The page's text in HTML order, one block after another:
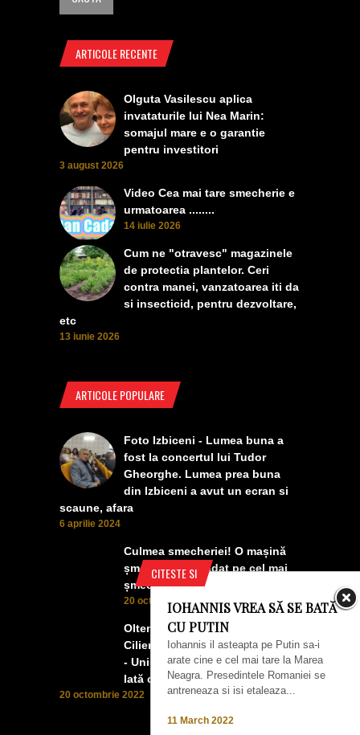
CITESTE SI
IOHANNIS VREA SĂ SE BATĂ
CU PUTIN
Iohannis il asteapta pe Putin sa-i
arate cine e cel mai tare la Marea
Neagra. Presedintele Romaniei se
antreneaza si isi etaleaza...
11 March 2022
ARTICOLE RECENTE
Olguta Vasilescu aplica
invataturile lui Nea Marin:
somajul mare e o garantie
pentru investitori
3 august 2026
Video Cea mai tare smecherie e
urmatoarea ........
14 iulie 2026
Cum ne "otravesc" magazinele
de protectia plantelor. Ceri
contra manei, vanzatoarea iti da
si insecticid, pentru dezvoltare,
etc
13 iunie 2026
ARTICOLE POPULARE
Foto Izbiceni - Lumea buna a
fost la concertul lui Tudor
Gheorghe. Lumea prea buna
din Izbiceni a avut un ecran si
scaune, afara
6 aprilie 2024
Culmea smecheriei! O mașină
șmecheră l-a trădat pe cel mai
șmecher oltean
20 octombrie 2022
Oltenii, Dăbulenii, Izbicenii,
Cilienii s-au înfrățit cu Puchenii
- Unii cu munca, alții cu profitul.
Iată ce a ieșit!
20 octombrie 2022